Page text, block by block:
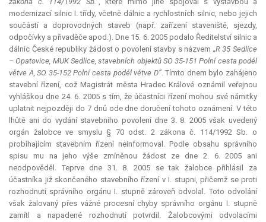
modernizací silnic I. třídy, včetně dálnic a rychlostních silnic, nebo jejich
součástí a doprovodných staveb (např. zařízení staveniště, sjezdy,
odpočívky a přivaděče apod.). Dne 15. 6. 2005 podalo Ředitelství silnic a
dálnic České republiky žádost o povolení stavby s názvem „R 35 Sedlice
– Opatovice, MUK Sedlice, stavebních objektů SO 35-151 Polní cesta podél
větve A, SO 35-152 Polní cesta podél větve D“. Tímto dnem bylo zahájeno
stavební řízení, což Magistrát města Hradec Králové oznámil veřejnou
vyhláškou dne 24. 6. 2005 s tím, že účastníci řízení mohou své námitky
uplatnit nejpozději do 7 dnů ode dne doručení tohoto oznámení. V této
lhůtě ani do vydání stavebního povolení dne 3. 8. 2005 však uvedený
orgán žalobce ve smyslu § 70 odst. 2 zákona č. 114/1992 Sb. o
probíhajícím stavebním řízení neinformoval. Podle obsahu správního
spisu mu na jeho výše zmíněnou žádost ze dne 2. 6. 2005 ani
neodpověděl. Teprve dne 31. 8. 2005 se tak žalobce přihlásil za
účastníka již skončeného stavebního řízení v I. stupni, přičemž se proti
rozhodnutí správního orgánu I. stupně zároveň odvolal. Toto odvolání
však žalovaný přes vážné procesní chyby správního orgánu I. stupně
zamítl a napadené rozhodnutí potvrdil. Žalobcovými odvolacími